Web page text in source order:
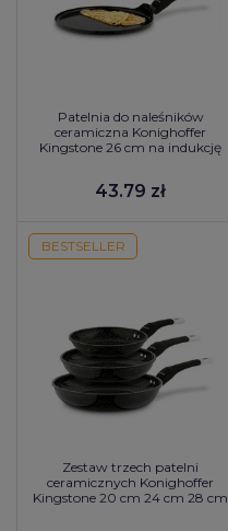
Patelnia do naleśników
ceramiczna Konighoffer
Kingstone 26 cm na indukcję
43.79 zł
BESTSELLER
Zestaw trzech patelni
ceramicznych Konighoffer
Kingstone 20 cm 24 cm 28 cm